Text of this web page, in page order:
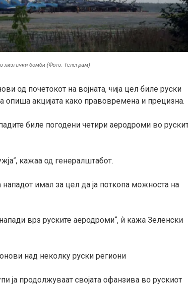
лизгачки бомби (Фото: Телеграм)
од почетокот на војната, чија цел биле руски
опиша акцијата како правовремена и прецизна.
биле погодени четири аеродроми во
кажаа од генералштабот.
имал за цел да ја поткопа можноста на
врз руските аеродроми“, ѝ кажа Зеленски
над неколку руски региони
ја продолжуваат својата офанзива во рускиот